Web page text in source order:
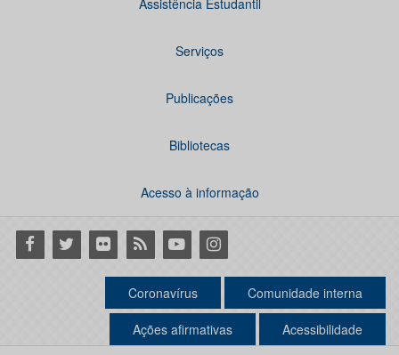
Assistência Estudantil
Serviços
Publicações
Bibliotecas
Acesso à informação
Facebook
Twitter Flickr RSS YoutubeInstagram
Coronavírus Comunidade interna
Ações afirmativas Acessibilidade